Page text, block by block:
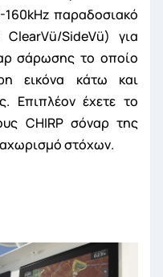
160kHz παραδοσιακό
SideVü) για
σάρωσης το οποίο
εικόνα κάτω και
Επιπλέον έχετε το
CHIRP σόναρ της
στόχων.